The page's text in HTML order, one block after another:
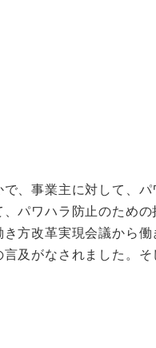
、事業主に対して、
パワハラ防止のための
方改革実現会議から
及がなされました。